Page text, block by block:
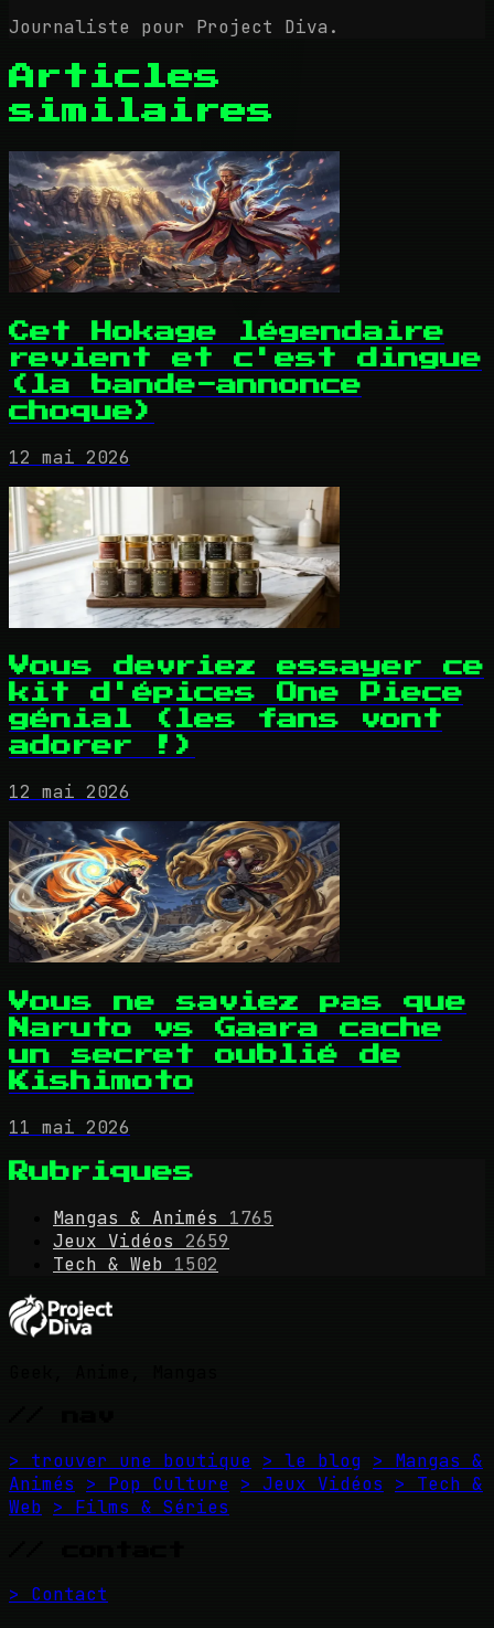
Journaliste pour Project Diva.
Articles
similaires
Cet Hokage légendaire
revient et c'est dingue
(la bande-annonce
choque)
12 mai 2026
Vous devriez essayer ce
kit d'épices One Piece
génial (les fans vont
adorer !)
12 mai 2026
Vous ne saviez pas que
Naruto vs Gaara cache
un secret oublié de
Kishimoto
11 mai 2026
Rubriques
Mangas & Animés
1765
Jeux Vidéos
2659
Tech & Web 1502
> trouver une boutique > le blog > Mangas &
Animés
> Pop Culture > Jeux Vidéos
> Tech &
Web > Films & Séries
> Contact